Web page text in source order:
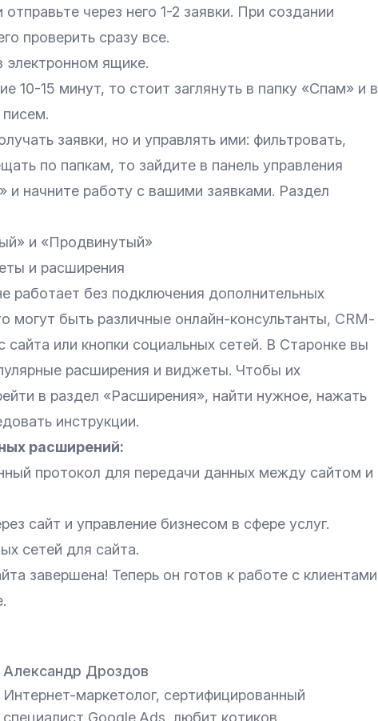
через него 1-2 заявки. При создании
проверить сразу все.
электронном ящике.
10-15 минут, то стоит заглянуть в папку «Спам» и в
заявки, но и управлять ими: фильтровать,
по папкам, то зайдите в панель управления
и начните работу с вашими заявками. Раздел
и «Продвинутый»
и расширения
работает без подключения дополнительных
могут быть различные онлайн-консультанты, CRМ-
сайта или кнопки социальных сетей. В Старонке вы
расширения и виджеты. Чтобы их
в раздел «Расширения», найти нужное, нажать
инструкции.
расширений:
протокол для передачи данных между сайтом и
сайт и управление бизнесом в сфере услуг.
сетей для сайта.
завершена! Теперь он готов к работе с клиентами
Александр Дроздов
Интернет-маркетолог, сертифицированный
специалист Google.Ads, любит котиков.